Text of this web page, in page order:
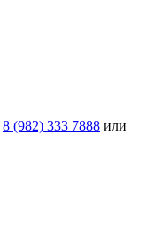
8 (982) 333 7888 или